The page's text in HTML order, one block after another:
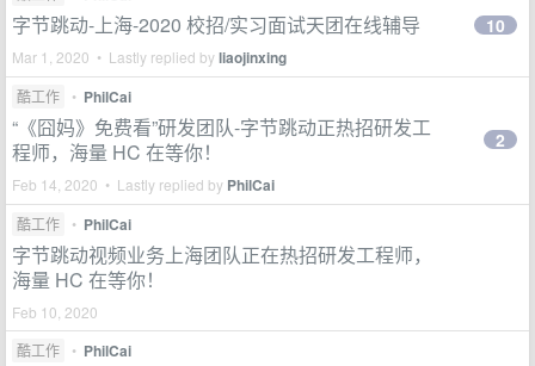
字节跳动-上海-2020 校招/实习面试天团在线辅导
Mar 1, 2020 • Lastly replied byliaojinxing
10
酷工作 • PhilCai
“《囧妈》免费看”研发团队-字节跳动正热招研发工
程师，海量 HC 在等你！
Feb 14, 2020 • Lastly replied by PhilCai
2
酷工作 • PhilCai
字节跳动视频业务上海团队正在热招研发工程师，
海量 HC 在等你！
Feb 10, 2020
酷工作
• PhilCai